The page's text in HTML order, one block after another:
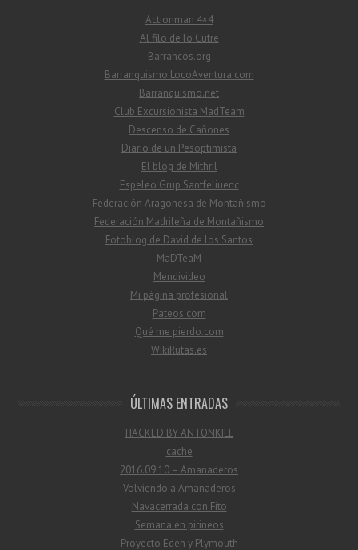
Actionman 4×4
Al filo de lo Cutre
Barrancos.org
Barranquismo.LocoAventura.com
Barranquismo.net
Club Excursionista MadTeam
Descenso de Cañones
Diario de un Pesoptimista
El blog de Mithril
Espeleo Grup Santfeliuenc
Federación Aragonesa de Montañismo
Federación Madrileña de Montañismo
Fotoblog de David de los Santos
MaDTeaM
Mendivideo
Mi página profesional
Pateos.com
Qué me pierdo.com
WikiRutas.es
ÚLTIMAS ENTRADAS
HACKED BY ANTONKILL
cache
2016.09.10 – Amanaderos
Volviendo a Amanaderos
Navacerrada con Fito
Semana en pirineos
Proyecto Eden y Plymouth